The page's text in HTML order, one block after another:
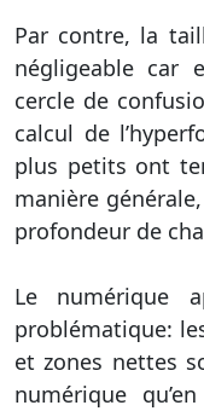
Par contre, la
négligeable car
cercle de
calcul de
plus petits ont
manière
profondeur de
Le numérique
problématique:
et zones nettes
numérique